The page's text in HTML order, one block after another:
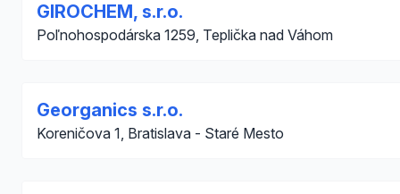
GIROCHEM, s.r.o.
Poľnohospodárska 1259, Teplička nad Váhom
Georganics s.r.o.
Koreničova 1, Bratislava - Staré Mesto